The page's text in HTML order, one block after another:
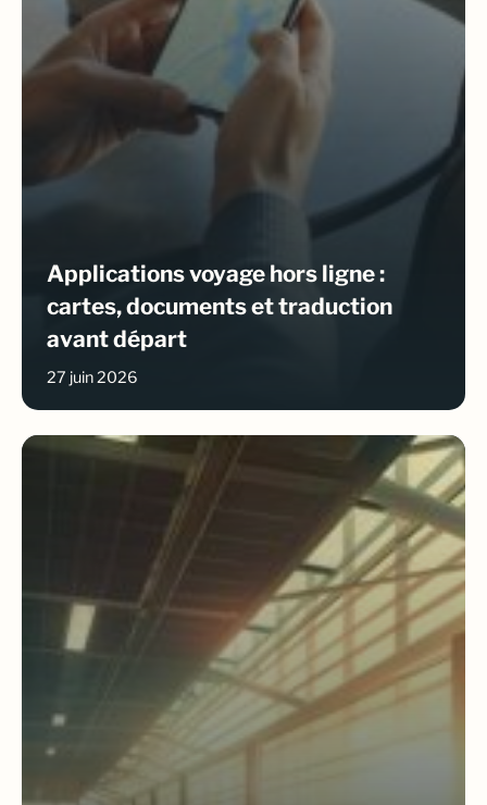
Applications voyage hors ligne :
cartes, documents et traduction
avant départ
27 juin 2026